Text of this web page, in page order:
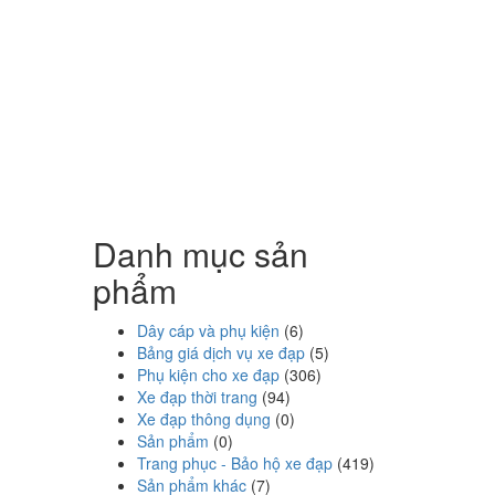
Danh mục sản
phẩm
Dây cáp và phụ kiện (6)
Bảng giá dịch vụ xe đạp (5)
Phụ kiện cho xe đạp (306)
Xe đạp thời trang (94)
Xe đạp thông dụng (0)
Sản phẩm (0)
Trang phục - Bảo hộ xe đạp (419)
Sản phẩm khác (7)